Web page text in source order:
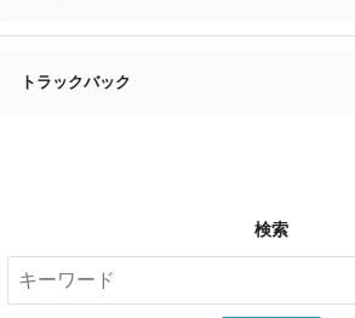
トラックバック
検索